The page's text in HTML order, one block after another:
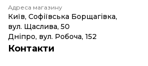
Адреса магазину
Київ, Софіївська Борщагівка,
вул. Щаслива, 50
Дніпро, вул. Робоча, 152
Контакти